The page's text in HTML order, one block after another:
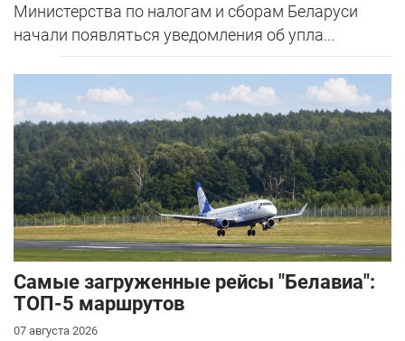
Министерства по налогам и сборам Беларуси
начали появляться уведомления об упла...
Самые загруженные рейсы "Белавиа":
ТОП-5 маршрутов
07 августа 2026